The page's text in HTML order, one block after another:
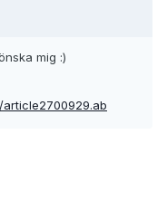
mig :)